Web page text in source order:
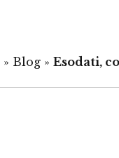
» Blog » Esodati,